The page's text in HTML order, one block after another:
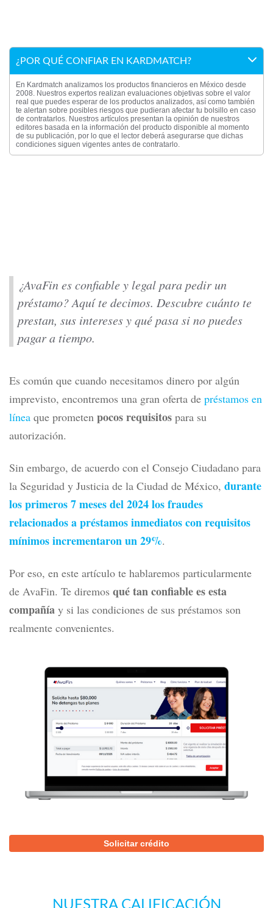
¿POR QUÉ CONFIAR EN KARDMATCH?
En Kardmatch analizamos los productos financieros en México desde
2008. Nuestros expertos realizan evaluaciones objetivas sobre el valor
real que puedes esperar de los productos analizados, así como también
te alertan sobre posibles riesgos que pudieran afectar tu bolsillo en caso
de contratarlos. Nuestros artículos presentan la opinión de nuestros
editores basada en la información del producto disponible al momento
de su publicación, por lo que el lector deberá asegurarse que dichas
condiciones siguen vigentes antes de contratarlo.
¿AvaFin es confiable y legal para pedir un
préstamo? Aquí te decimos. Descubre cuánto te
prestan, sus intereses y qué pasa si no puedes
pagar a tiempo.
Es común que cuando necesitamos dinero por algún
imprevisto, encontremos una gran oferta de préstamos en
línea que prometen pocos requisitos para su
autorización.
Sin embargo, de acuerdo con el Consejo Ciudadano para
la Seguridad y Justicia de la Ciudad de México, durante
los primeros 7 meses del 2024 los fraudes
relacionados a préstamos inmediatos con requisitos
mínimos incrementaron un 29%.
Por eso, en este artículo te hablaremos particularmente
de AvaFin. Te diremos qué tan confiable es esta
compañía y si las condiciones de sus préstamos son
realmente convenientes.
Solicitar crédito
NUESTRA CALIFICACIÓN